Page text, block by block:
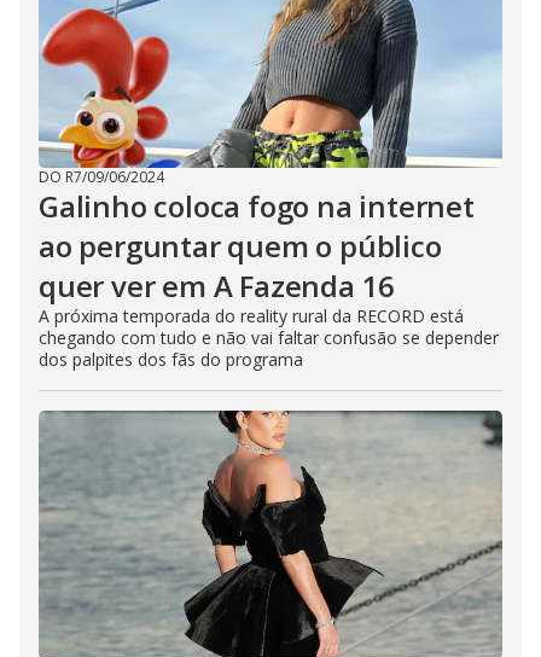
DO R7/09/06/2024
Galinho coloca fogo na internet
ao perguntar quem o público
quer ver em A Fazenda 16
A próxima temporada do reality rural da RECORD está
chegando com tudo e não vai faltar confusão se depender
dos palpites dos fãs do programa